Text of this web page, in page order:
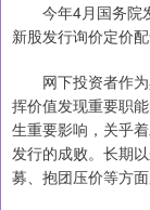
今年4月国务院发
新股发行询价定价
网下投资者作为
挥价值发现重要职
生重要影响，关乎
发行的成败。长期
募、抱团压价等方